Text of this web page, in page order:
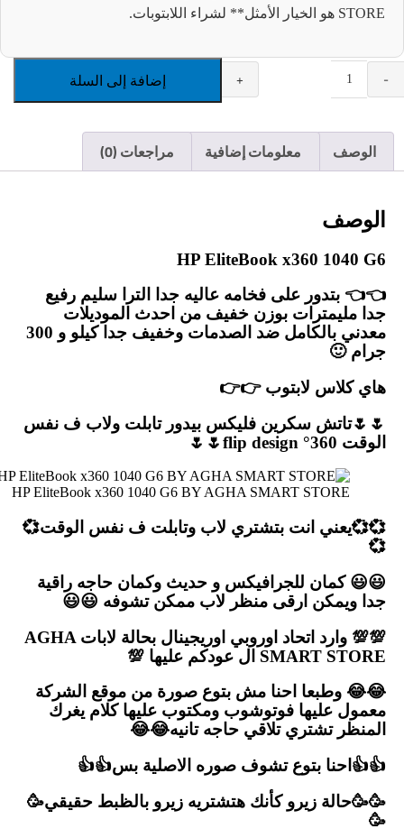
STORE هو الخيار الأمثل** لشراء اللابتوبات.
-
+ إضافة إلى السلة
الوصف معلومات إضافية مراجعات (0)
الوصف
HP EliteBook x360 1040 G6
👈👈 بتدور على فخامه عاليه جدا الترا سليم رفيع
جدا مليمترات بوزن خفيف من احدث الموديلات
معدني بالكامل ضد الصدمات وخفيف جدا كيلو و 300
جرام 🙂
هاي كلاس لابتوب 👉👉
🌷🌷تاتش سكرين فليكس بيدور تابلت ولاب ف نفس
الوقت 360° flip design🌷🌷
HP EliteBook x360 1040 G6 BY AGHA SMART STORE
💞💞يعني انت بتشتري لاب وتابلت ف نفس الوقت💞
💞
😃😃 كمان للجرافيكس و حديث وكمان حاجه راقية
جدا ويمكن ارقى منظر لاب ممكن تشوفه 😃😃
💯💯 وارد اتحاد اوروبي اوريجينال بحالة لابات AGHA
SMART STORE ال عودكم عليها 💯
😂😂 وطبعا احنا مش بتوع صورة من موقع الشركة
معمول عليها فوتوشوب ومكتوب عليها كلام يغرك
المنظر تشتري تلاقي حاجه تانيه😂😂
👍👍احنا بتوع تشوف صوره الاصلية بس👍👍
🥳🥳حالة زيرو كأنك هتشتريه زيرو بالظبط حقيقي🥳
🥳